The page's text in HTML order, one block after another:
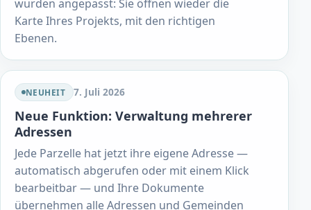
wurden angepasst: Sie öffnen wieder die
Karte Ihres Projekts, mit den richtigen
Ebenen.
NEUHEIT 7. Juli 2026
Neue Funktion: Verwaltung mehrerer
Adressen
Jede Parzelle hat jetzt ihre eigene Adresse —
automatisch abgerufen oder mit einem Klick
bearbeitbar — und Ihre Dokumente
übernehmen alle Adressen und Gemeinden